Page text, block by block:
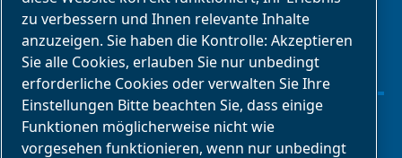
Geschäftsportal
ABAC
Mediengalerie
Cookies verwalten
zu verbessern und Ihnen relevante Inhalte
anzuzeigen. Sie haben die Kontrolle: Akzeptieren
Sie alle Cookies, erlauben Sie nur unbedingt
erforderliche Cookies oder verwalten Sie Ihre
Einstellungen Bitte beachten Sie, dass einige
Funktionen möglicherweise nicht wie
vorgesehen funktionieren, wenn nur unbedingt